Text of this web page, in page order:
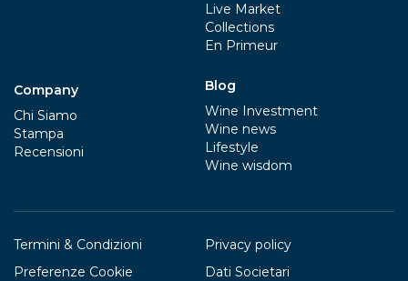
Company
Chi Siamo
Stampa
Recensioni
Live Market
Collections
En Primeur
Blog
Wine Investment
Wine news
Lifestyle
Wine wisdom
Termini & Condizioni
Privacy policy
Preferenze Cookie
Dati Societari